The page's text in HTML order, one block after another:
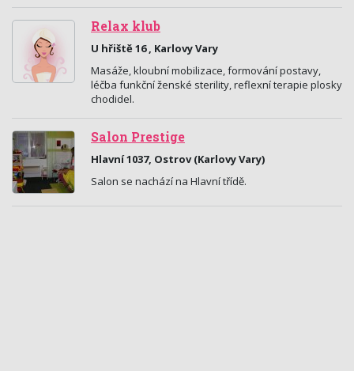
Relax klub
U hřiště 16 , Karlovy Vary
Masáže, kloubní mobilizace, formování postavy,
léčba funkční ženské sterility, reflexní terapie plosky
chodidel.
Salon Prestige
Hlavní 1037, Ostrov (Karlovy Vary)
Salon se nachází na Hlavní třídě.